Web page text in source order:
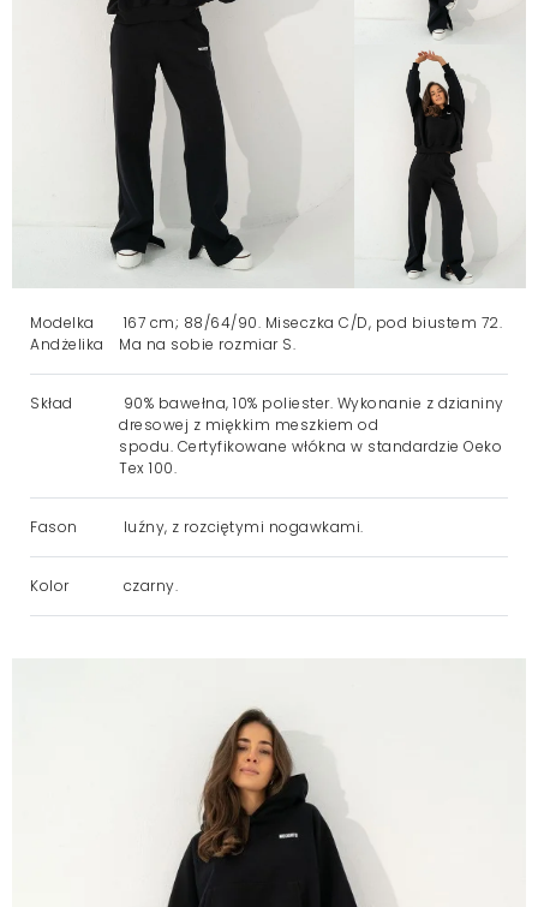
Modelka
Andżelika
167 cm; 88/64/90. Miseczka C/D, pod biustem 72.
Ma na sobie rozmiar S.
Skład
90% bawełna, 10% poliester. Wykonanie z dzianiny
dresowej z miękkim meszkiem od
spodu. Certyfikowane włókna w standardzie Oeko
Tex 100.
Fason luźny, z rozciętymi nogawkami.
Kolor czarny.